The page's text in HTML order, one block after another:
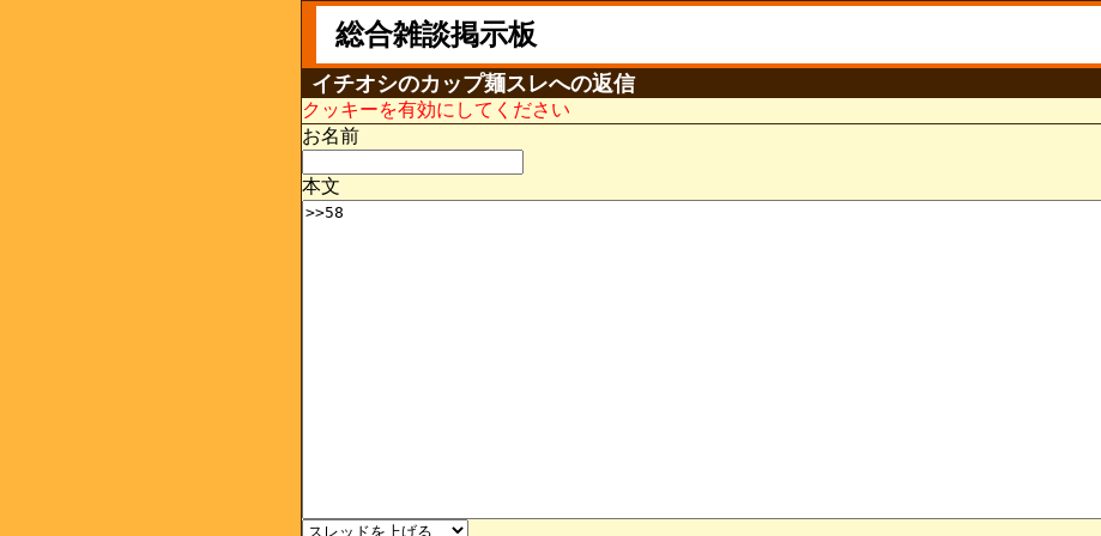
総合雑談掲示板
イチオシのカップ麺スレへの返信
クッキーを有効にしてください
お名前
本文